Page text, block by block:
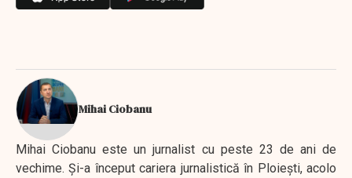
Mihai Ciobanu
Mihai Ciobanu este un jurnalist cu peste 23 de ani de
vechime. Şi-a început cariera jurnalistică în Ploieşti, acolo